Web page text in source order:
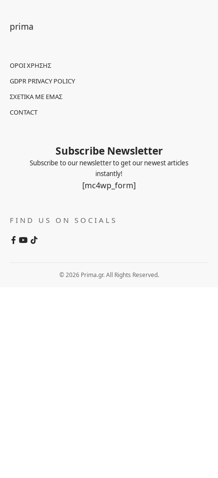
prima
ΌΡΟΙ ΧΡΉΣΗΣ
GDPR PRIVACY POLICY
ΣΧΕΤΙΚΆ ΜΕ ΕΜΆΣ
CONTACT
Subscribe Newsletter
Subscribe to our newsletter to get our newest articles
instantly!
[mc4wp_form]
FIND US ON SOCIALS
© 2026 Prima.gr. All Rights Reserved.